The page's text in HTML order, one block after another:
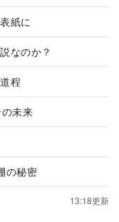
紙に
なのか？
程
未来
の秘密
13:18更新